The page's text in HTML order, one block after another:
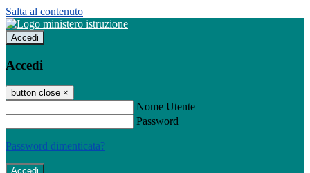
Salta al contenuto
Accedi
Accedi
button close ×
Nome Utente
Password
Password dimenticata?